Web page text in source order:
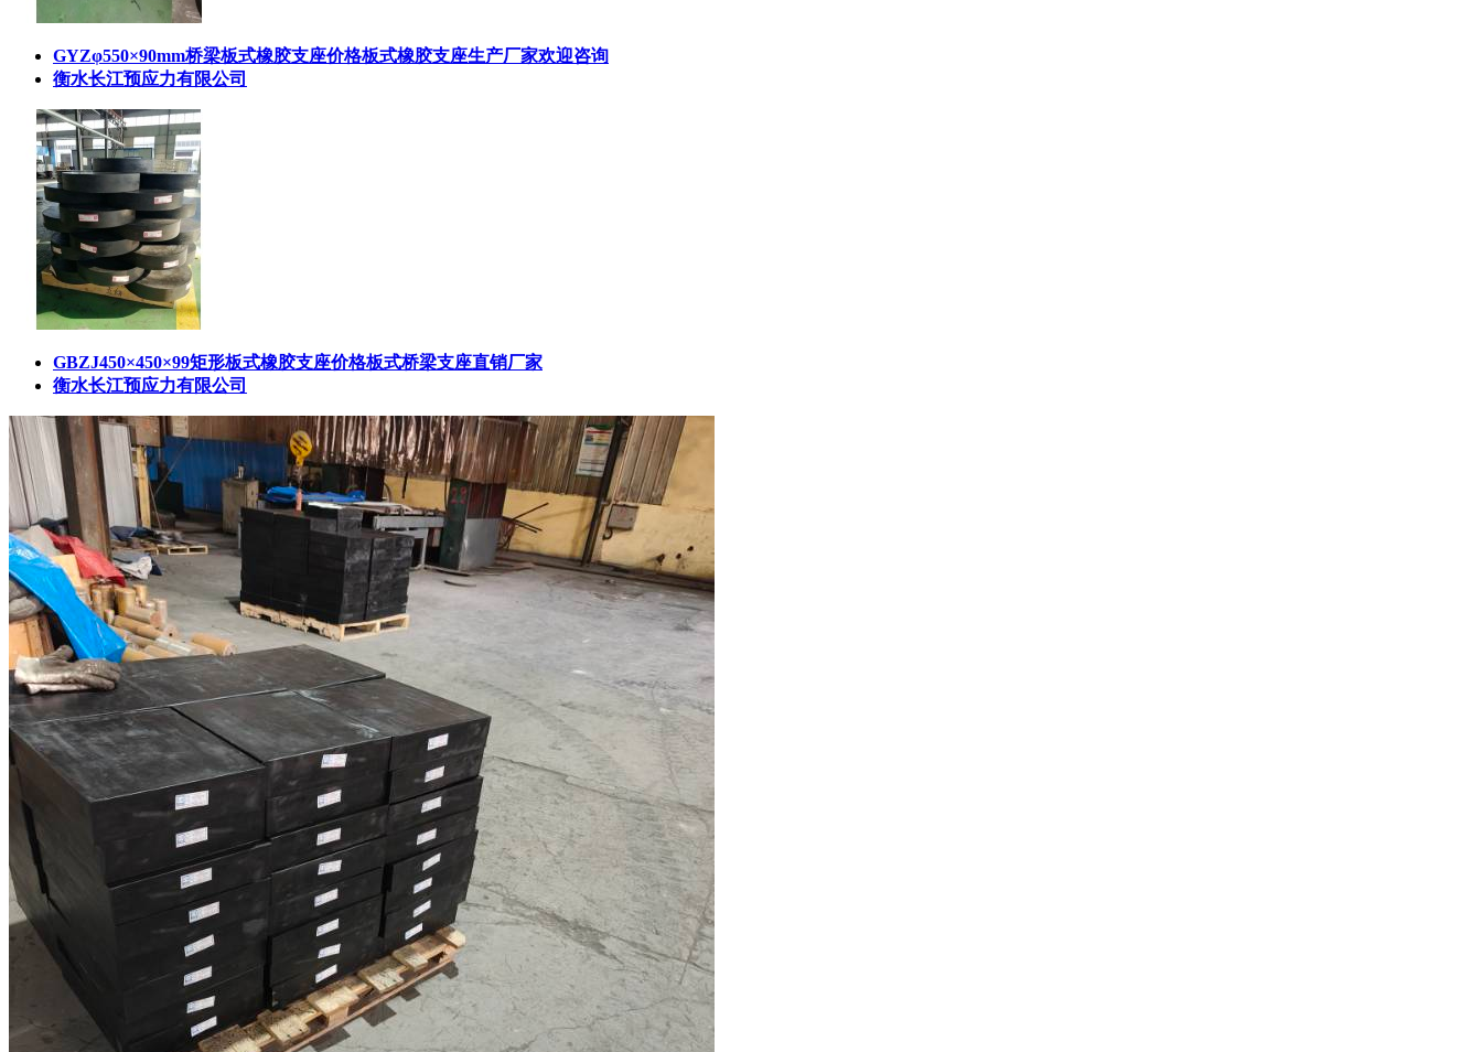
GYZφ550×90mm桥梁板式橡胶支座价格板式橡胶支座生产厂家欢迎咨询
衡水长江预应力有限公司
GBZJ450×450×99矩形板式橡胶支座价格板式桥梁支座直销厂家
衡水长江预应力有限公司